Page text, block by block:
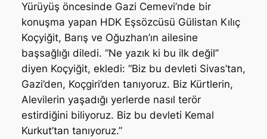
Yürüyüş öncesinde Gazi Cemevi’nde bir
konuşma yapan HDK Eşsözcüsü Gülistan Kılıç
Koçyiğit, Barış ve Oğuzhan’ın ailesine
başsağlığı diledi. “Ne yazık ki bu ilk değil”
diyen Koçyiğit, ekledi: “Biz bu devleti Sivas’tan,
Gazi’den, Koçgiri’den tanıyoruz. Biz Kürtlerin,
Alevilerin yaşadığı yerlerde nasıl terör
estirdiğini biliyoruz. Biz bu devleti Kemal
Kurkut’tan tanıyoruz.”